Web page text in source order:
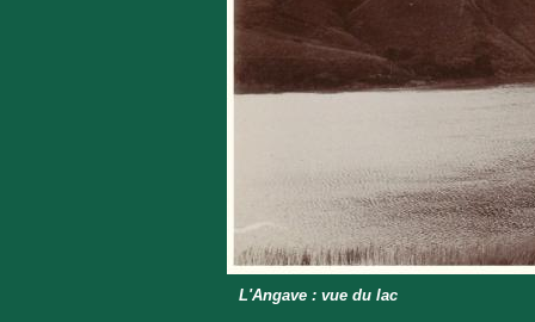
L'Angave : vue du lac